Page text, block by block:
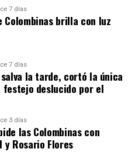
7 días
Colombinas brilla con luz
7 días
la tarde, cortó la única
festejo deslucido por el
3 días
las Colombinas con
y Rosario Flores